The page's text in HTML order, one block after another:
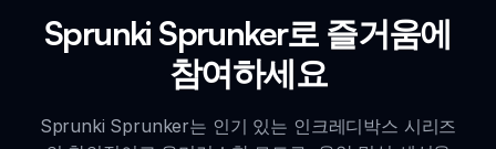
Sprunki Sprunker로 즐거움에
참여하세요
Sprunki Sprunker는 인기 있는 인크레디박스 시리즈